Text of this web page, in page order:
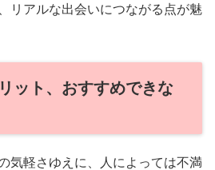
リアルな出会いにつながる点が魅
ット、おすすめできな
気軽さゆえに、人によっては不満